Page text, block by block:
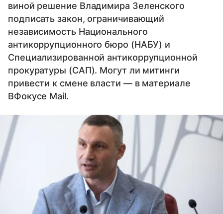
виной решение Владимира Зеленского
подписать закон, ограничивающий
независимость Национального
антикоррупционного бюро (НАБУ) и
Специализированной антикоррупционной
прокуратуры (САП). Могут ли митинги
привести к смене власти — в материале
ВФокусе Mail.